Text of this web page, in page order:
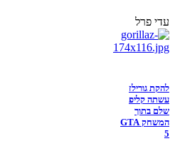
עדי פרל
להקת גורילז
עשתה קליפ
שלם בתוך
המשחק GTA
5